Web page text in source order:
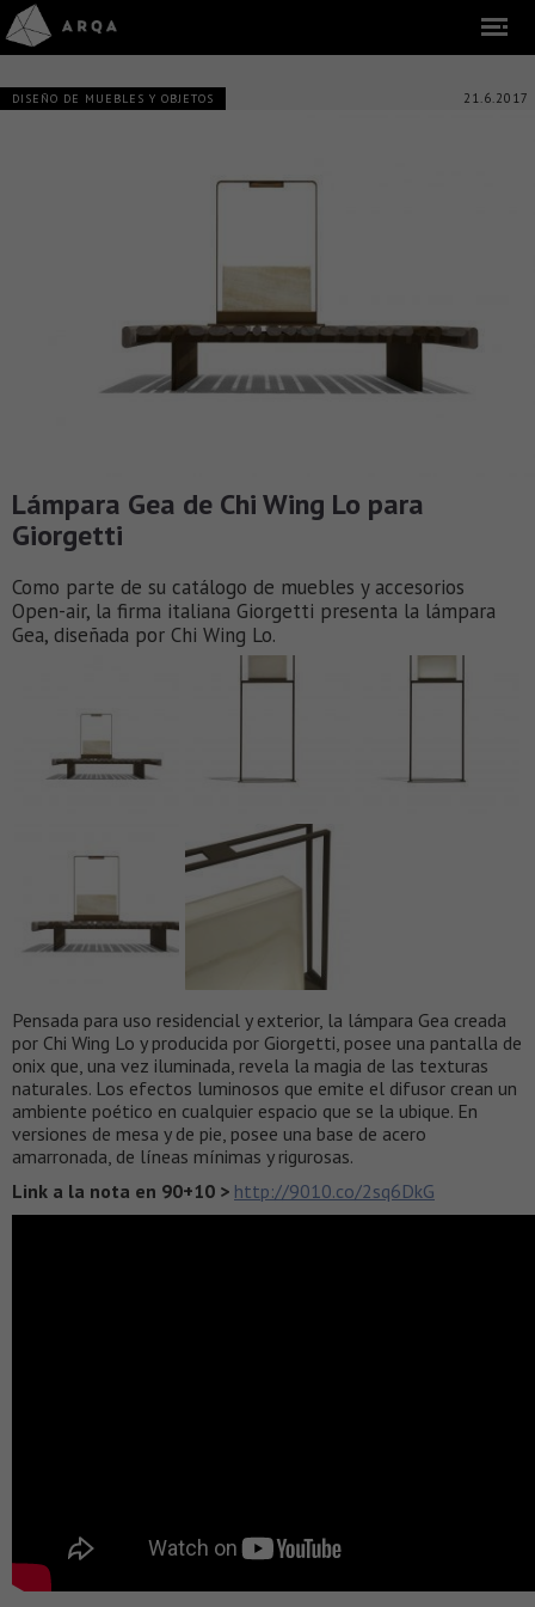
DISEÑO DE MUEBLES Y OBJETOS 21.6.2017
Lámpara Gea de Chi Wing Lo para
Giorgetti
Como parte de su catálogo de muebles y accesorios
Open-air, la firma italiana Giorgetti presenta la lámpara
Gea, diseñada por Chi Wing Lo.
Pensada para uso residencial y exterior, la lámpara Gea creada
por Chi Wing Lo y producida por Giorgetti, posee una pantalla de
onix que, una vez iluminada, revela la magia de las texturas
naturales. Los efectos luminosos que emite el difusor crean un
ambiente poético en cualquier espacio que se la ubique. En
versiones de mesa y de pie, posee una base de acero
amarronada, de líneas mínimas y rigurosas.
Link a la nota en 90+10 > http://9010.co/2sq6DkG